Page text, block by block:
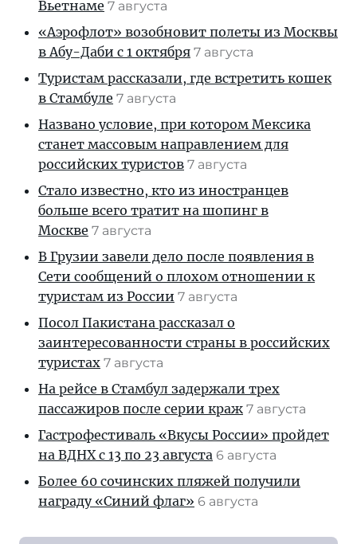
Вьетнаме 7 августа
«Аэрофлот» возобновит полеты из Москвы
в Абу-Даби с 1 октября 7 августа
Туристам рассказали, где встретить кошек
в Стамбуле 7 августа
Названо условие, при котором Мексика
станет массовым направлением для
российских туристов 7 августа
Стало известно, кто из иностранцев
больше всего тратит на шопинг в
Москве 7 августа
В Грузии завели дело после появления в
Сети сообщений о плохом отношении к
туристам из России 7 августа
Посол Пакистана рассказал о
заинтересованности страны в российских
туристах 7 августа
На рейсе в Стамбул задержали трех
пассажиров после серии краж 7 августа
Гастрофестиваль «Вкусы России» пройдет
на ВДНХ с 13 по 23 августа 6 августа
Более 60 сочинских пляжей получили
награду «Синий флаг» 6 августа